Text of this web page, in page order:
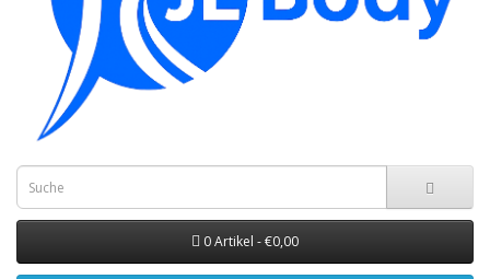
0 Artikel - €0,00